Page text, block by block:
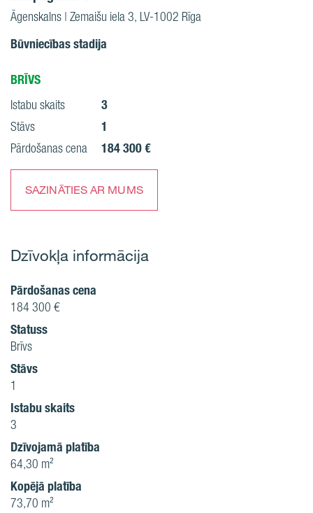
Āgenskalns | Zemaišu iela 3, LV-1002 Rīga
Būvniecības stadija
BRĪVS
Istabu skaits 3
Stāvs 1
Pārdošanas cena 184 300 €
SAZINĀTIES AR MUMS
Dzīvokļa informācija
Pārdošanas cena
184 300 €
Statuss
Brīvs
Stāvs
1
Istabu skaits
3
Dzīvojamā platība
64,30 m²
Kopējā platība
73,70 m²